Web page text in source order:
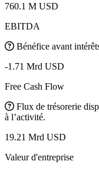
760.1 M USD
EBITDA
Bénéfice avant
-1.71 Mrd USD
Free Cash Flow
Flux de trésorerie
à l’activité.
19.21 Mrd USD
Valeur d'entreprise